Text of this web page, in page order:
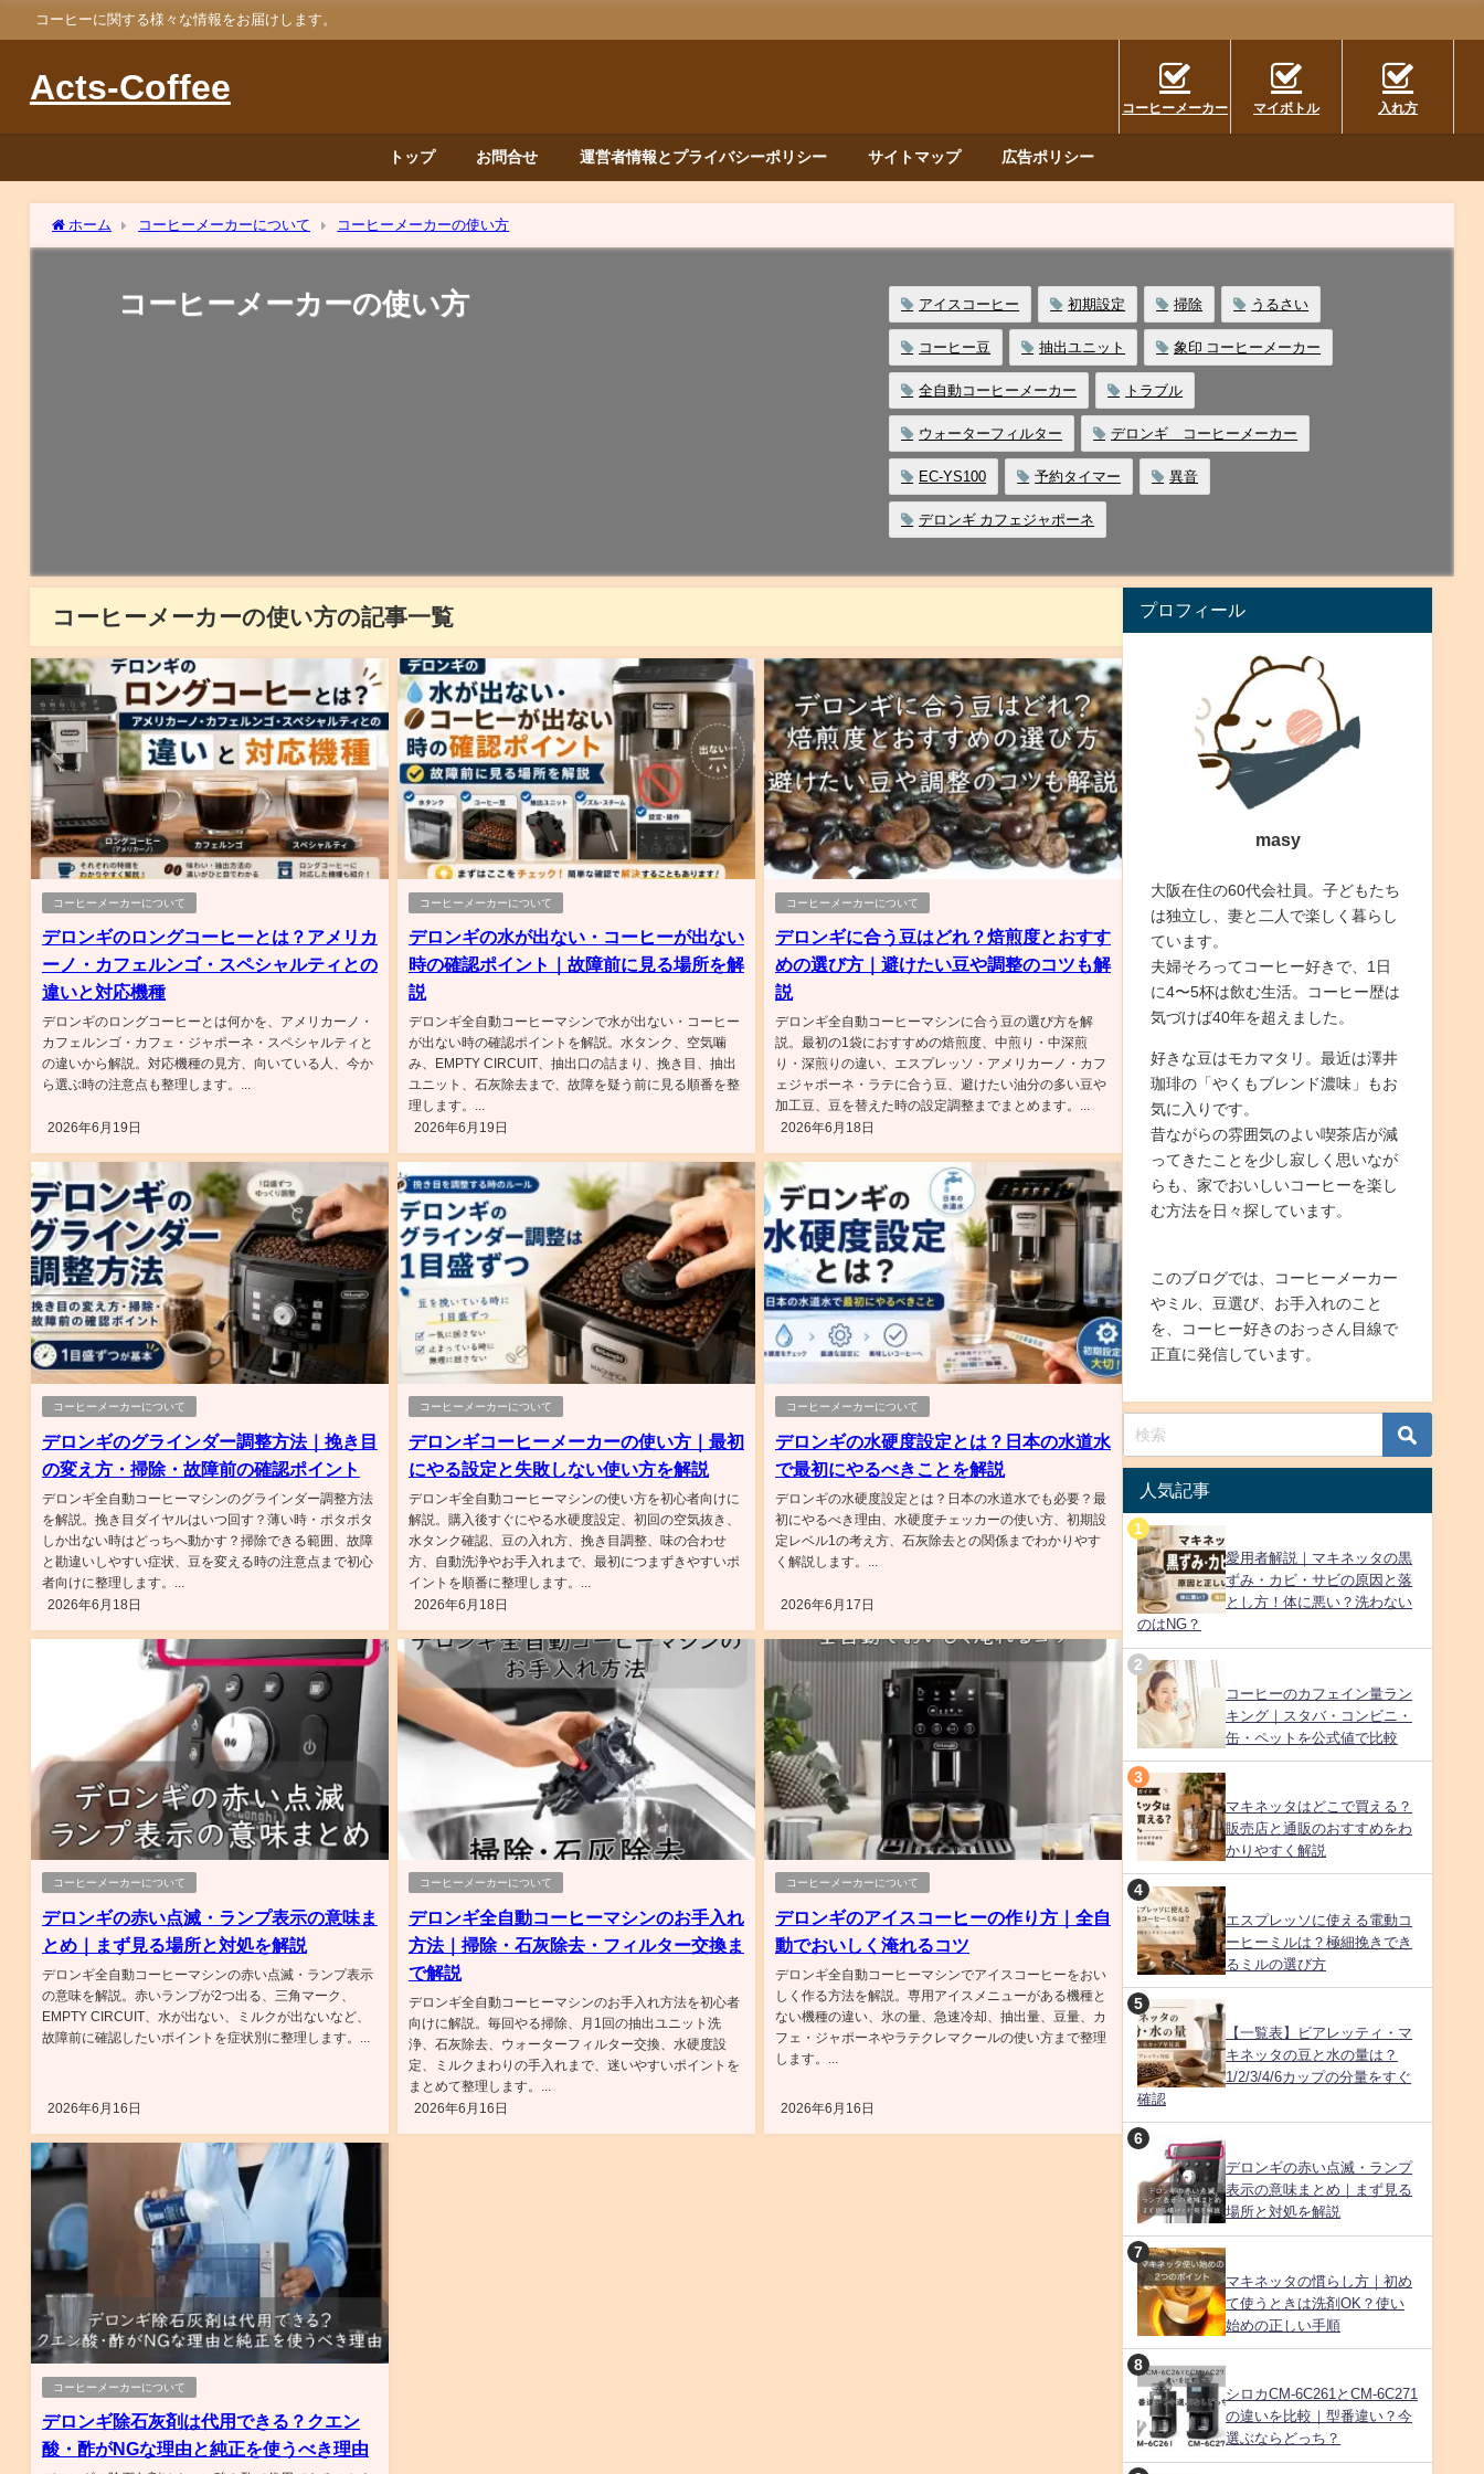
コーヒーに関する様々な情報をお届けします。
Acts-Coffee
コーヒーメーカー マイボトル 入れ方
トップ お問合せ 運営者情報とプライバシーポリシー サイトマップ 広告ポリシー
ホーム コーヒーメーカーについて コーヒーメーカーの使い方
コーヒーメーカーの使い方 アイスコーヒー 初期設定 掃除 うるさい
コーヒー豆 抽出ユニット 象印 コーヒーメーカー
全自動コーヒーメーカー トラブル
ウォーターフィルター デロンギ コーヒーメーカー
EC-YS100 予約タイマー 異音
デロンギ カフェジャポーネ
コーヒーメーカーの使い方の記事一覧
コーヒーメーカーについて
デロンギのロングコーヒーとは？アメリカ
ーノ・カフェルンゴ・スペシャルティとの
違いと対応機種
デロンギのロングコーヒーとは何かを、アメリカーノ・
カフェルンゴ・カフェ・ジャポーネ・スペシャルティと
の違いから解説。対応機種の見方、向いている人、今か
ら選ぶ時の注意点も整理します。...
2026年6月19日
コーヒーメーカーについて
デロンギの水が出ない・コーヒーが出ない
時の確認ポイント｜故障前に見る場所を解
説
デロンギ全自動コーヒーマシンで水が出ない・コーヒー
が出ない時の確認ポイントを解説。水タンク、空気噛
み、EMPTY CIRCUIT、抽出口の詰まり、挽き目、抽出
ユニット、石灰除去まで、故障を疑う前に見る順番を整
理します。...
2026年6月19日
コーヒーメーカーについて
デロンギに合う豆はどれ？焙煎度とおすす
めの選び方｜避けたい豆や調整のコツも解
説
デロンギ全自動コーヒーマシンに合う豆の選び方を解
説。最初の1袋におすすめの焙煎度、中煎り・中深煎
り・深煎りの違い、エスプレッソ・アメリカーノ・カフ
ェジャポーネ・ラテに合う豆、避けたい油分の多い豆や
加工豆、豆を替えた時の設定調整までまとめます。...
2026年6月18日
コーヒーメーカーについて
デロンギのグラインダー調整方法｜挽き目
の変え方・掃除・故障前の確認ポイント
デロンギ全自動コーヒーマシンのグラインダー調整方法
を解説。挽き目ダイヤルはいつ回す？薄い時・ポタポタ
しか出ない時はどっちへ動かす？掃除できる範囲、故障
と勘違いしやすい症状、豆を変える時の注意点まで初心
者向けに整理します。...
2026年6月18日
コーヒーメーカーについて
デロンギコーヒーメーカーの使い方｜最初
にやる設定と失敗しない使い方を解説
デロンギ全自動コーヒーマシンの使い方を初心者向けに
解説。購入後すぐにやる水硬度設定、初回の空気抜き、
水タンク確認、豆の入れ方、挽き目調整、味の合わせ
方、自動洗浄やお手入れまで、最初につまずきやすいポ
イントを順番に整理します。...
2026年6月18日
コーヒーメーカーについて
デロンギの水硬度設定とは？日本の水道水
で最初にやるべきことを解説
デロンギの水硬度設定とは？日本の水道水でも必要？最
初にやるべき理由、水硬度チェッカーの使い方、初期設
定レベル1の考え方、石灰除去との関係までわかりやす
く解説します。...
2026年6月17日
コーヒーメーカーについて
デロンギの赤い点滅・ランプ表示の意味ま
とめ｜まず見る場所と対処を解説
デロンギ全自動コーヒーマシンの赤い点滅・ランプ表示
の意味を解説。赤いランプが2つ出る、三角マーク、
EMPTY CIRCUIT、水が出ない、ミルクが出ないなど、
故障前に確認したいポイントを症状別に整理します。...
2026年6月16日
コーヒーメーカーについて
デロンギ全自動コーヒーマシンのお手入れ
方法｜掃除・石灰除去・フィルター交換ま
で解説
デロンギ全自動コーヒーマシンのお手入れ方法を初心者
向けに解説。毎回やる掃除、月1回の抽出ユニット洗
浄、石灰除去、ウォーターフィルター交換、水硬度設
定、ミルクまわりの手入れまで、迷いやすいポイントを
まとめて整理します。...
2026年6月16日
コーヒーメーカーについて
デロンギのアイスコーヒーの作り方｜全自
動でおいしく淹れるコツ
デロンギ全自動コーヒーマシンでアイスコーヒーをおい
しく作る方法を解説。専用アイスメニューがある機種と
ない機種の違い、氷の量、急速冷却、抽出量、豆量、カ
フェ・ジャポーネやラテクレマクールの使い方まで整理
します。...
2026年6月16日
コーヒーメーカーについて
デロンギ除石灰剤は代用できる？クエン
酸・酢がNGな理由と純正を使うべき理由
プロフィール
masy
大阪在住の60代会社員。子どもたち
は独立し、妻と二人で楽しく暮らし
ています。
夫婦そろってコーヒー好きで、1日
に4〜5杯は飲む生活。コーヒー歴は
気づけば40年を超えました。
好きな豆はモカマタリ。最近は澤井
珈琲の「やくもブレンド濃味」もお
気に入りです。
昔ながらの雰囲気のよい喫茶店が減
ってきたことを少し寂しく思いなが
らも、家でおいしいコーヒーを楽し
む方法を日々探しています。
このブログでは、コーヒーメーカー
やミル、豆選び、お手入れのこと
を、コーヒー好きのおっさん目線で
正直に発信しています。
人気記事
愛用者解説｜マキネッタの黒
ずみ・カビ・サビの原因と落
とし方！体に悪い？洗わない
のはNG？
コーヒーのカフェイン量ラン
キング｜スタバ・コンビニ・
缶・ペットを公式値で比較
マキネッタはどこで買える？
販売店と通販のおすすめをわ
かりやすく解説
エスプレッソに使える電動コ
ーヒーミルは？極細挽きでき
るミルの選び方
【一覧表】ビアレッティ・マ
キネッタの豆と水の量は？
1/2/3/4/6カップの分量をすぐ
確認
デロンギの赤い点滅・ランプ
表示の意味まとめ｜まず見る
場所と対処を解説
マキネッタの慣らし方｜初め
て使うときは洗剤OK？使い
始めの正しい手順
シロカCM-6C261とCM-6C271
の違いを比較｜型番違い？今
選ぶならどっち？